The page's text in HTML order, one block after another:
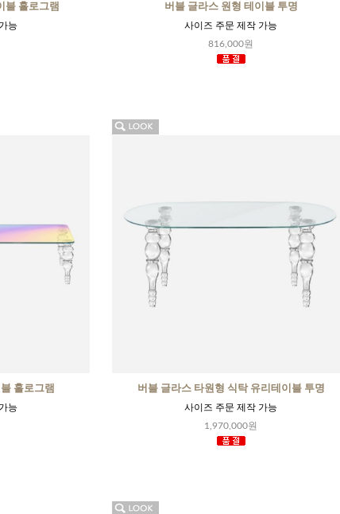
블 홀로그램
능
버블 글라스 원형 테이블 투명
사이즈 주문 제작 가능
816,000원
홀로그램
능
버블 글라스 타원형 식탁 유리테이블 투명
사이즈 주문 제작 가능
1,970,000원